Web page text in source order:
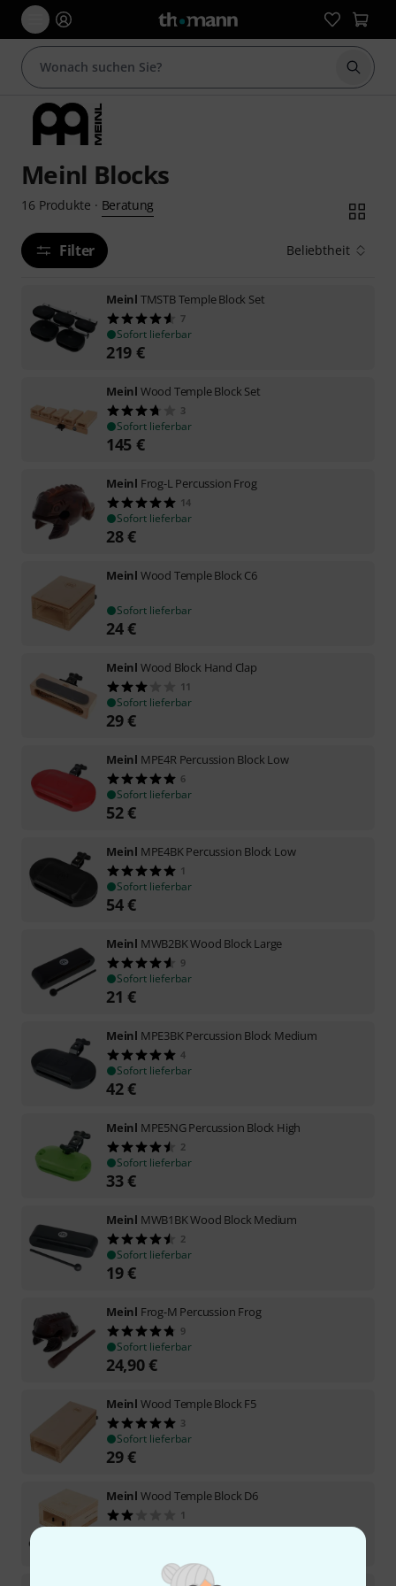
Suche
Meinl Blocks
16 Produkte · Beratung
Filter Beliebtheit
Meinl TMSTB Temple Block Set
7
Sofort lieferbar
219 €
Meinl Wood Temple Block Set
3
Sofort lieferbar
145 €
Meinl Frog-L Percussion Frog
14
Sofort lieferbar
28€
Meinl Wood Temple Block C6
Sofort lieferbar
24€
Meinl Wood Block Hand Clap
11
Sofort lieferbar
29€
Meinl MPE4R Percussion Block Low
6
Sofort lieferbar
52€
Meinl MPE4BK Percussion Block Low
1
Sofort lieferbar
54€
Meinl MWB2BK Wood Block Large
9
Sofort lieferbar
21 €
Meinl MPE3BK Percussion Block Medium
4
Sofort lieferbar
42€
Meinl MPE5NG Percussion Block High
2
Sofort lieferbar
33€
Meinl MWB1BK Wood Block Medium
2
Sofort lieferbar
19€
Meinl Frog-M Percussion Frog
9
Sofort lieferbar
24,90€
Meinl Wood Temple Block F5
3
Sofort lieferbar
29€
Meinl Wood Temple Block D6
1
Sofort lieferbar